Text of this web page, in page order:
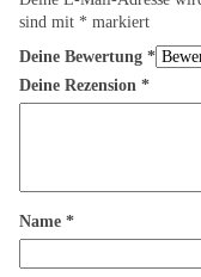
sind mit * markiert
Deine Bewertung *
Deine Rezension *
Name *